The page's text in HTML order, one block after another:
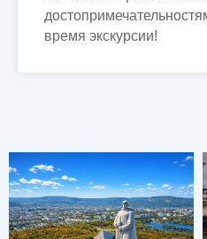
время экскурсии!